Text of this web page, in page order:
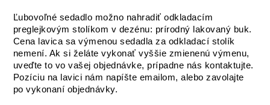
Ľubovoľné sedadlo možno nahradiť odkladacím
preglejkovým stolíkom v dezénu: prírodný lakovaný buk.
Cena lavica sa výmenou sedadla za odkladací stolík
nemení. Ak si želáte vykonať vyššie zmienenú výmenu,
uveďte to vo vašej objednávke, prípadne nás kontaktujte.
Pozíciu na lavici nám napíšte emailom, alebo zavolajte
po vykonaní objednávky.